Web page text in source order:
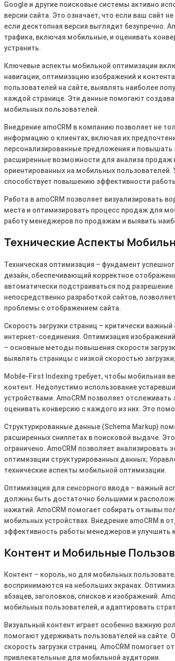
Google и другие поисковые системы активно
версии сайта․ Это означает, что если ваш сайт
если десктопная версия выглядит безупречно․
трафика, включая мобильные, и оценивать
устранить․
Ключевые аспекты мобильной оптимизации
навигации, оптимизацию изображений и
пользователей на сайте, выявлять наиболее
каждой странице․ Эти данные помогают
мобильных пользователей․
Внедрение amoCRM в компанию позволяет не
информацию о клиентах, включая их
персонализированные предложения и повышать
расширенные возможности для анализа продаж
ориентированных на мобильных
способствует повышению эффективности
Работа в amoCRM позволяет визуализировать
места и оптимизировать процесс продаж для
работу менеджеров по продажам и выявить
Технические Аспекты
Техническая оптимизация – фундамент
дизайн, обеспечивающий корректное
автоматически подстраиваться под
непосредственно разработкой сайтов,
проблемы с отображением сайта․
Скорость загрузки страниц – критически
интернет-соединения․ Оптимизация
– основные методы повышения скорости
выявлять страницы с низкой скоростью
Mobile-First Indexing требует, чтобы мобильная
контент․ Недопустимо использование
устройствами․ AmoCRM позволяет
оценивать конверсию с каждого из них․ Это
Структурированные данные (Schema Markup)
расширенных сниппетах в поисковой выдаче․
ограничено․ AmoCRM позволяет
оптимизации структурированных данных;
технические аспекты мобильной оптимизации․
Оптимизация для сенсорного ввода – важный
должны быть достаточно большими и
нажатий․ AmoCRM помогает собирать отзывы
мобильных устройствах․ Внедрение amoCRM в
эффективность работы менеджеров и улучшить
Контент и Мобильные
Контент – король, но для мобильных
воспринимаются на небольших экранах․
абзацев, заголовков, списков и изображений․
мобильных пользователей, и адаптировать
Визуальный контент играет особенно важную
помогают удерживать пользователей на
скорость загрузки страниц․ AmoCRM
привлекательные для мобильной аудитории․